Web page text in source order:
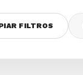
FILTROS